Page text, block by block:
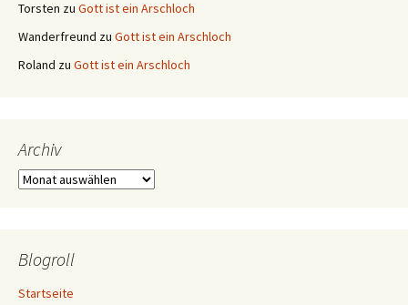
Torsten zu Gott ist ein Arschloch
Wanderfreund zu Gott ist ein Arschloch
Roland zu Gott ist ein Arschloch
Archiv
Archiv
Blogroll
Startseite